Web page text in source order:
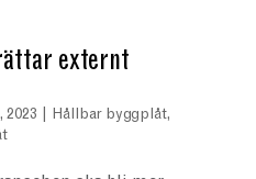
externt
2023 Hållbar byggplåt,